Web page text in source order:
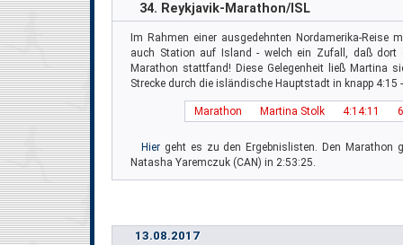
34. Reykjavik-Marathon/ISL
Im Rahmen einer ausgedehnten Nordamerika-Reise
auch Station auf Island - welch ein Zufall, daß dort
Marathon stattfand! Diese Gelegenheit ließ Martina
Strecke durch die isländische Hauptstadt in knapp 4:15
Marathon Martina Stolk 4:14:11
Hier geht es zu den Ergebnislisten. Den Marathon
Natasha Yaremczuk (CAN) in 2:53:25.
13.08.2017